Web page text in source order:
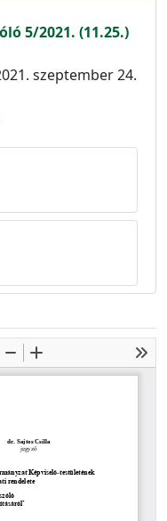
5/2021. (11.25.)
szeptember 24.